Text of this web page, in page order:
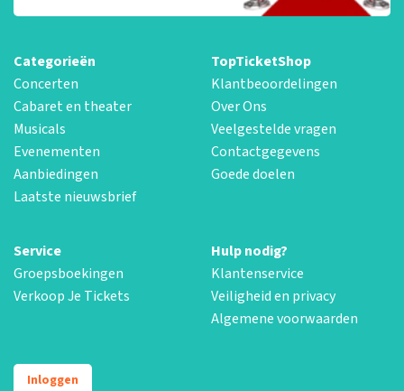
Categorieën
Concerten
Cabaret en theater
Musicals
Evenementen
Aanbiedingen
Laatste nieuwsbrief
TopTicketShop
Klantbeoordelingen
Over Ons
Veelgestelde vragen
Contactgegevens
Goede doelen
Service
Groepsboekingen
Verkoop Je Tickets
Hulp nodig?
Klantenservice
Veiligheid en privacy
Algemene voorwaarden
Inloggen